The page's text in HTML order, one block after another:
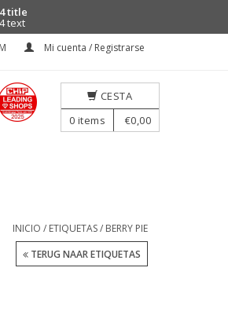
title
text
Mi cuenta / Registrarse
CESTA
0 items €0,00
INICIO / ETIQUETAS/ BERRY PIE
TERUG NAAR ETIQUETAS